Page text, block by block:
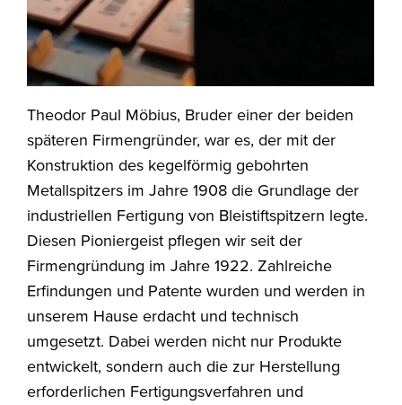
Theodor Paul Möbius, Bruder einer der beiden
späteren Firmengründer, war es, der mit der
Konstruktion des kegelförmig gebohrten
Metallspitzers im Jahre 1908 die Grundlage der
industriellen Fertigung von Bleistiftspitzern legte.
Diesen Pioniergeist pflegen wir seit der
Firmengründung im Jahre 1922. Zahlreiche
Erfindungen und Patente wurden und werden in
unserem Hause erdacht und technisch
umgesetzt. Dabei werden nicht nur Produkte
entwickelt, sondern auch die zur Herstellung
erforderlichen Fertigungsverfahren und